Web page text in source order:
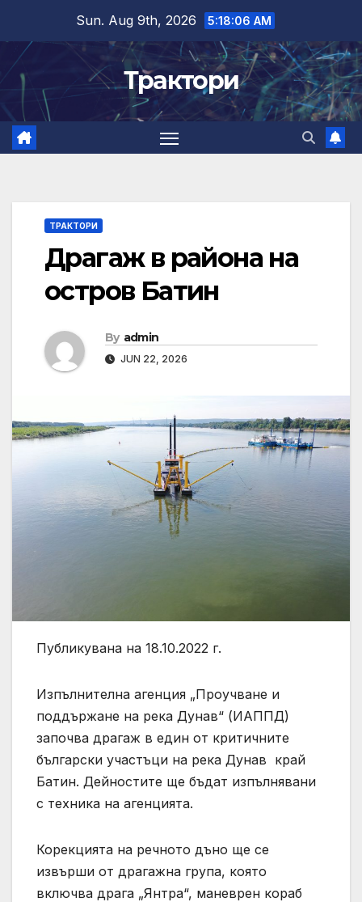
content
Sun. Aug 9th, 2026 5:18:06 AM
Трактори
ТРАКТОРИ
Драгаж в района на
остров Батин
By admin
JUN 22, 2026
Публикувана на 18.10.2022 г.
Изпълнителна агенция „Проучване и
поддържане на река Дунав“ (ИАППД)
започва драгаж в един от критичните
български участъци на река Дунав край
Батин. Дейностите ще бъдат изпълнявани
с техника на агенцията.
Корекцията на речното дъно ще се
извърши от драгажна група, която
включва драга „Янтра“, маневрен кораб